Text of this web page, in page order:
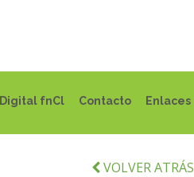
fnCl Contacto Enlaces
VOLVER ATRÁS